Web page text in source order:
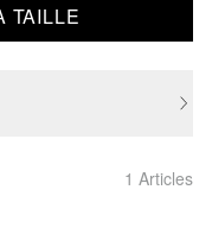
TAILLE
1 Articles